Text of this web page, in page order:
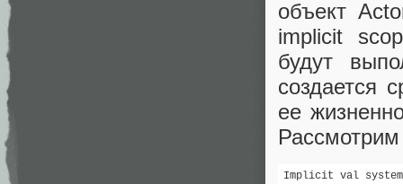
объект
implicit
будут
создается
ее
Implicit val system